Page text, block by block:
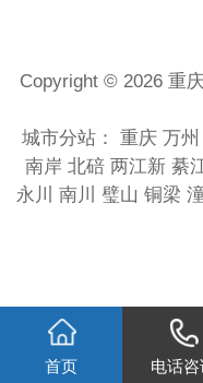
Copyright © 2026 重
城市分站： 重庆 万州
南岸 北碚 两江新 綦
永川
南川 璧山 铜梁
首页 电话咨